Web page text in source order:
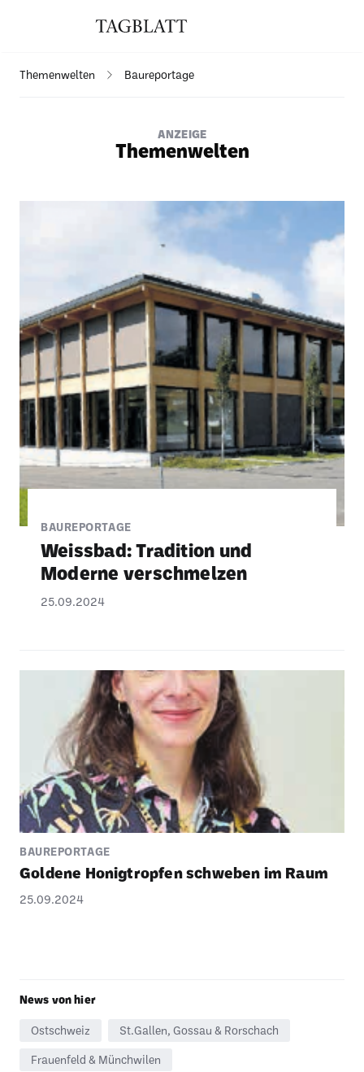
Themenwelten Baureportage
ANZEIGE
Themenwelten
BAUREPORTAGE
Weissbad: Tradi­tion und
Moderne verschmelzen
25.09.2024
BAUREPORTAGE
Goldene Honig­tropfen schweben im Raum
25.09.2024
News von hier
Ostschweiz St.Gallen, Gossau & Rorschach
Frauenfeld & Münchwilen